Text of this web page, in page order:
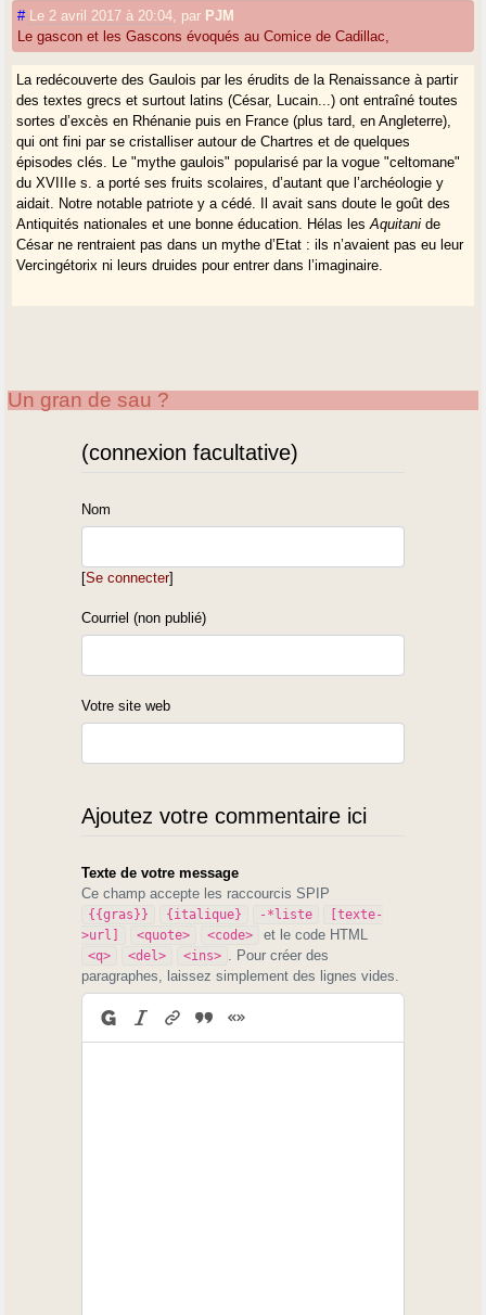
# Le 2 avril 2017 à 20:04 par PJM
Le gascon et les Gascons évoqués au Comice de Cadillac,
La redécouverte des Gaulois par les érudits de la Renaissance à partir
des textes grecs et surtout latins (César, Lucain...) ont entraîné toutes
sortes d’excès en Rhénanie puis en France (plus tard, en Angleterre),
qui ont fini par se cristalliser autour de Chartres et de quelques
épisodes clés. Le "mythe gaulois" popularisé par la vogue "celtomane"
du XVIIIe s. a porté ses fruits scolaires, d’autant que l’archéologie y
aidait. Notre notable patriote y a cédé. Il avait sans doute le goût des
Antiquités nationales et une bonne éducation. Hélas lesAquitani de
César ne rentraient pas dans un mythe d’Etat : ils n’avaient pas eu leur
Vercingétorix ni leurs druides pour entrer dans l’imaginaire.
Un gran de sau ?
(connexion facultative)
Nom
[Se connecter]
Courriel (non publié)
Votre site web
Ajoutez votre commentaire ici
Texte de votre message
Ce champ accepte les raccourcis SPIP
{{gras}} {italique} -*liste
[texte-
>url]
<quote> <code> et le code HTML
<q> <del> <ins>
. Pour créer des
paragraphes, laissez simplement des lignes vides.